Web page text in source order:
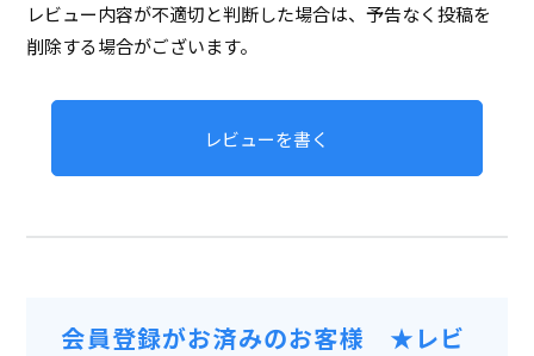
レビュー内容が不適切と判断した場合は、予告なく投稿を
削除する場合がございます。
レビューを書く
会員登録がお済みのお客様 ★レビ